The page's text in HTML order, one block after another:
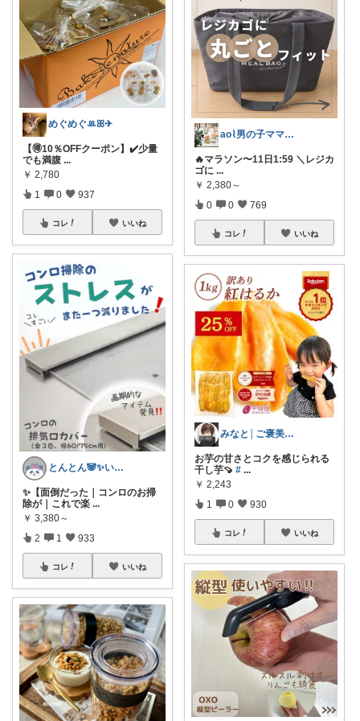
めぐめぐꔛꕤ✈︎
【🉐10％OFFクーポン】✔️少量
でも満腹 ...
￥ 2,780
1 0 937
コレ いいね
とんとん🐼✨いいねに感謝です🙇‍♀️
✨【面倒だった｜コンロのお掃
除が｜これで楽 ...
￥ 3,380～
2 1 933
コレ いいね
ao⌇男の子ママの暮らし
🔥マラソン〜11日1:59 ＼レジカ
ゴに ...
￥ 2,380～
0 0 769
コレ いいね
みなと│ご褒美スイーツ
お芋の甘さとコクを感じられる
干し芋🍠 # ...
￥ 2,243
1 0 930
コレ いいね